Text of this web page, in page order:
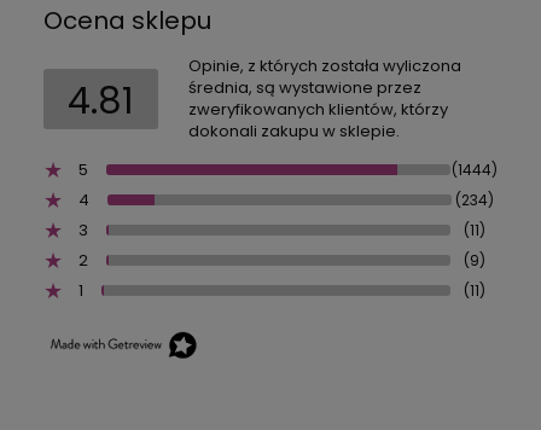
Ocena sklepu
4.81
Opinie, z których została wyliczona
średnia, są wystawione przez
zweryfikowanych klientów, którzy
dokonali zakupu w sklepie.
5
(1444)
4 (234)
3 (11)
2 (9)
1 (11)